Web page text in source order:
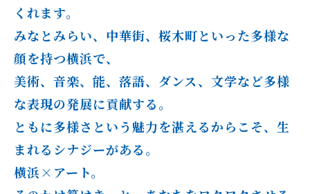
くれます。
みなとみらい、中華街、桜木町といった多様な
顔を持つ横浜で、
美術、音楽、能、落語、ダンス、文学など多様
な表現の発展に貢献する。
ともに多様さという魅力を湛えるからこそ、生
まれるシナジーがある。
横浜×アート。